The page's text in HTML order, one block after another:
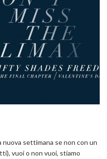
settimana se non con un
vuoi o non vuoi, stiamo